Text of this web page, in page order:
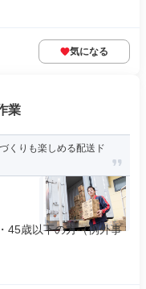
気になる
業
くりも楽しめる配送ド
45歳以下の方（例外事